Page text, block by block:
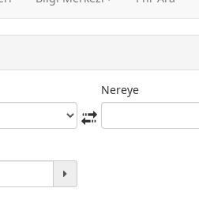
Nereye